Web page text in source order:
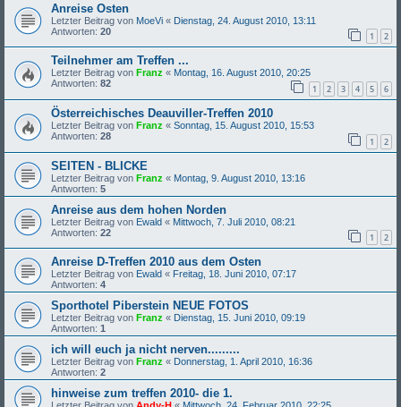
Anreise Osten
Letzter Beitrag von MoeVi « Dienstag, 24. August 2010, 13:11
Antworten: 20 1 2
Teilnehmer am Treffen ...
Letzter Beitrag von Franz « Montag, 16. August 2010, 20:25
Antworten: 82 1 2 3 4 5 6
Österreichisches Deauviller-Treffen 2010
Letzter Beitrag von Franz « Sonntag, 15. August 2010, 15:53
Antworten: 28 1 2
SEITEN - BLICKE
Letzter Beitrag von Franz « Montag, 9. August 2010, 13:16
Antworten: 5
Anreise aus dem hohen Norden
Letzter Beitrag von Ewald « Mittwoch, 7. Juli 2010, 08:21
Antworten: 22 1 2
Anreise D-Treffen 2010 aus dem Osten
Letzter Beitrag von Ewald « Freitag, 18. Juni 2010, 07:17
Antworten: 4
Sporthotel Piberstein NEUE FOTOS
Letzter Beitrag von Franz « Dienstag, 15. Juni 2010, 09:19
Antworten: 1
ich will euch ja nicht nerven.........
Letzter Beitrag von Franz « Donnerstag, 1. April 2010, 16:36
Antworten: 2
hinweise zum treffen 2010- die 1.